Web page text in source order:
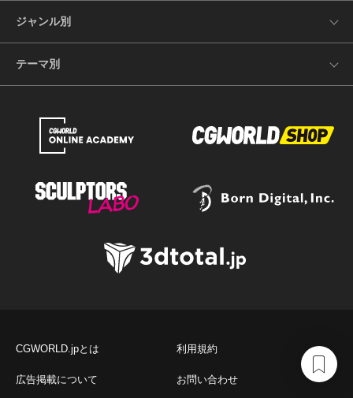
ジャンル別
テーマ別
CGWORLD.jpとは 利用規約
広告掲載について お問い合わせ